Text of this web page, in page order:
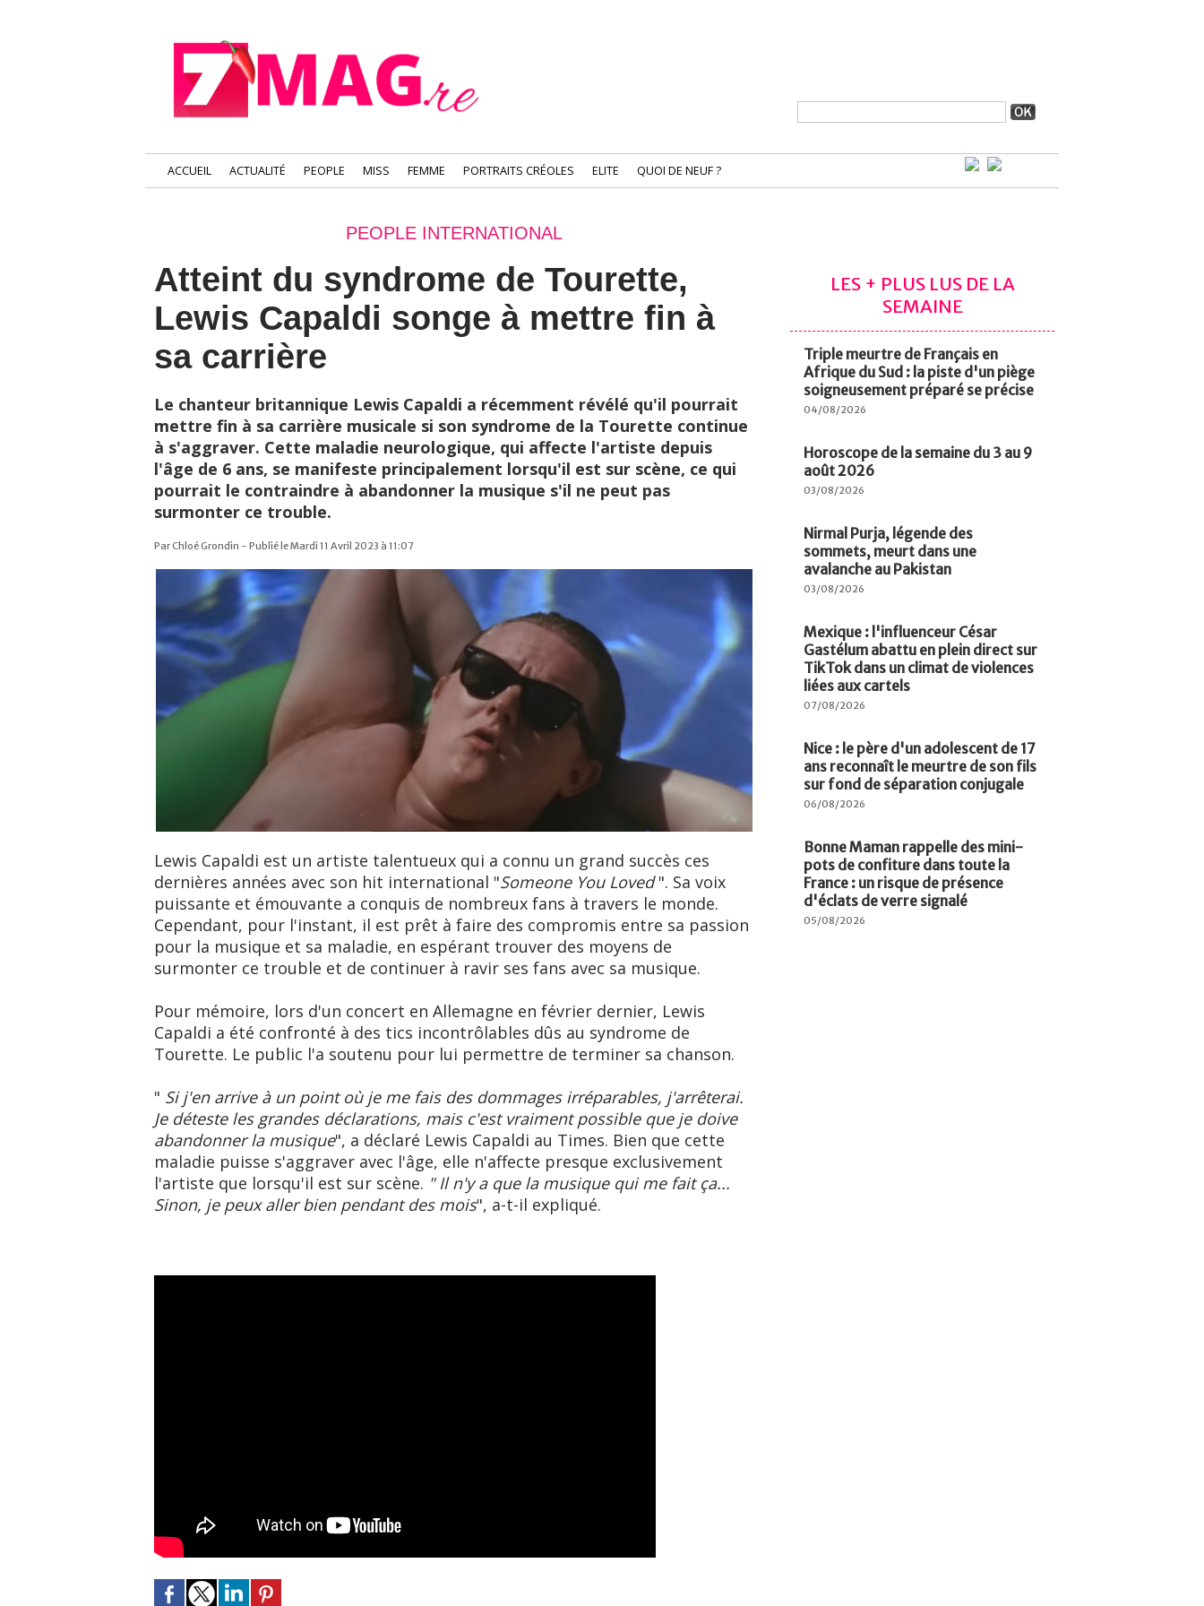
ACCUEIL ACTUALITÉ PEOPLE MISS FEMME PORTRAITS CRÉOLES ELITE QUOI DE NEUF ?
PEOPLE INTERNATIONAL
Atteint du syndrome de Tourette,
Lewis Capaldi songe à mettre fin à
sa carrière
Le chanteur britannique Lewis Capaldi a récemment révélé qu'il pourrait
mettre fin à sa carrière musicale si son syndrome de la Tourette continue
à s'aggraver. Cette maladie neurologique, qui affecte l'artiste depuis
l'âge de 6 ans, se manifeste principalement lorsqu'il est sur scène, ce qui
pourrait le contraindre à abandonner la musique s'il ne peut pas
surmonter ce trouble.
Par Chloé Grondin - Publié le Mardi 11 Avril 2023 à 11:07
Lewis Capaldi est un artiste talentueux qui a connu un grand succès ces
dernières années avec son hit international "Someone You Loved". Sa voix
puissante et émouvante a conquis de nombreux fans à travers le monde.
Cependant, pour l'instant, il est prêt à faire des compromis entre sa passion
pour la musique et sa maladie, en espérant trouver des moyens de
surmonter ce trouble et de continuer à ravir ses fans avec sa musique.
Pour mémoire, lors d'un concert en Allemagne en février dernier, Lewis
Capaldi a été confronté à des tics incontrôlables dûs au syndrome de
Tourette. Le public l'a soutenu pour lui permettre de terminer sa chanson.
" Si j'en arrive à un point où je me fais des dommages irréparables, j'arrêterai.
Je déteste les grandes déclarations, mais c'est vraiment possible que je doive
abandonner la musique", a déclaré Lewis Capaldi au Times. Bien que cette
maladie puisse s'aggraver avec l'âge, elle n'affecte presque exclusivement
l'artiste que lorsqu'il est sur scène. " Il n'y a que la musique qui me fait ça...
Sinon, je peux aller bien pendant des mois", a-t-il expliqué.
LES + PLUS LUS DE LA
SEMAINE
Triple meurtre de Français en
Afrique du Sud : la piste d'un piège
soigneusement préparé se précise
04/08/2026
Horoscope de la semaine du 3 au 9
août 2026
03/08/2026
Nirmal Purja, légende des
sommets, meurt dans une
avalanche au Pakistan
03/08/2026
Mexique : l'influenceur César
Gastélum abattu en plein direct sur
TikTok dans un climat de violences
liées aux cartels
07/08/2026
Nice : le père d'un adolescent de 17
ans reconnaît le meurtre de son fils
sur fond de séparation conjugale
06/08/2026
Bonne Maman rappelle des mini-
pots de confiture dans toute la
France : un risque de présence
d'éclats de verre signalé
05/08/2026